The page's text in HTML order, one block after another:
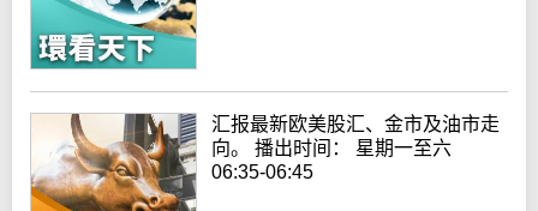
汇报最新欧美股汇、金市及油市走
向。 播出时间： 星期一至六
06:35-06:45